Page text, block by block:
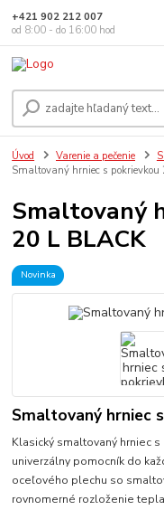
+421 902 212 007
od 8:00 - do 16:00 hod
Úvod Varenie a pečenie
Smaltovaný hrniec s pokrievkou
Smaltovaný
20 L BLACK
Novinka
Smaltovaný hrniec
Klasický smaltovaný hrniec
univerzálny pomocník do
oceľového plechu so
rovnomerné rozloženie